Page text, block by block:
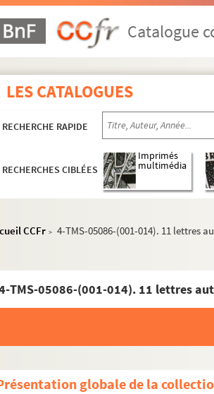
Catalogue
LES CATALOGUES
RECHERCHE RAPIDE
RECHERCHES CIBLÉES
Imprimés
multimédia
CCFr > 4-TMS-05086-(001-014). 11 lettres
TMS-05086-(001-014). 11 lettres
globale de la
Raphanel, Jean (1867-1935)
Papiers personnels
Correspondance reçue
Correspondants non identifiés
Adam, Juliette (1836-1936)
Adam, Paul (1862-1920)
Amaury, Ernest (1849-19.)
Antoine, André (1858-1943)
Aurel (1869-1948)
Bacqué, André (1880-1945)
Barbier, Pierre (1854-1918)